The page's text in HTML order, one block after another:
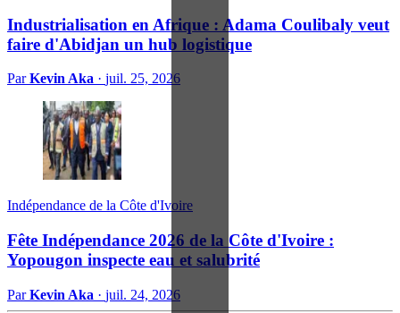
Industrialisation en Afrique : Adama Coulibaly veut
faire d'Abidjan un hub logistique
ParKevin Aka · juil. 25, 2026
Indépendance de la Côte d'Ivoire
Fête Indépendance 2026 de la Côte d'Ivoire :
Yopougon inspecte eau et salubrité
ParKevin Aka · juil. 24, 2026